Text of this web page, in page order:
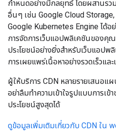
กำหนดอย่างมีกลยุทธ์ โดยผสานรว
อื่นๆ เช่น Google Cloud
Google Kubernetes Engine ได้อ
การจัดการเว็บแอปพลิเคชันของคุ
ประโยชน์อย่างยิ่งสำหรับเว็บแอปพ
การเผยแพร่เนื้อหาอย่างรวดเร็วแล
ผู้ให้บริการ CDN หลายรายเสนอแ
อย่าลืมทำความเข้าใจรูปแบบการเข้
ประโยชน์สูงสุดได้
ดูข้อมูลเพิ่มเติมเกี่ยวกับ CDN ใน